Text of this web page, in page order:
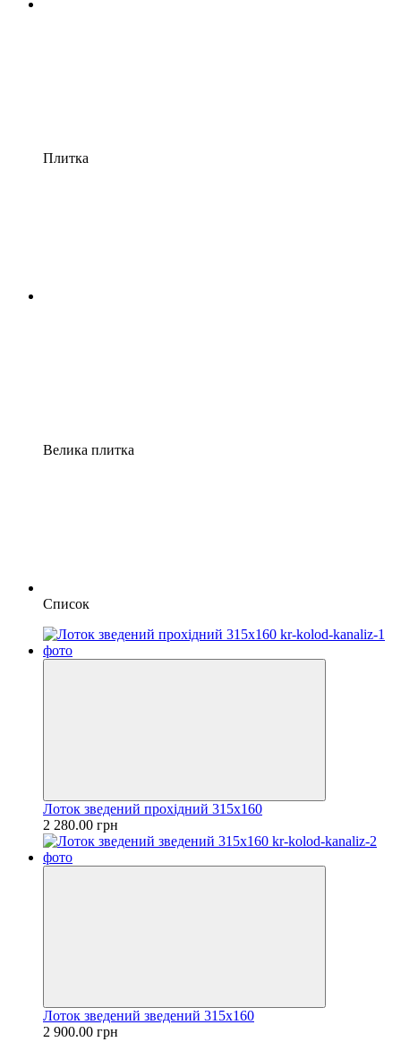
Плитка
Велика плитка
Список
Лоток зведений прохідний 315х160
2 280.00 грн
Лоток зведений зведений 315х160
2 900.00 грн